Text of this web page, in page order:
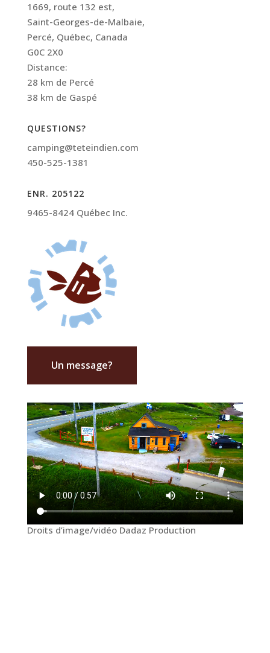
1669, route 132 est,
Saint-Georges-de-Malbaie,
Percé, Québec, Canada
G0C 2X0
Distance:
28 km de Percé
38 km de Gaspé
QUESTIONS?
camping@teteindien.com
450-525-1381
ENR. 205122
9465-8424 Québec Inc.
Un message?
Droits d’image/vidéo Dadaz Production